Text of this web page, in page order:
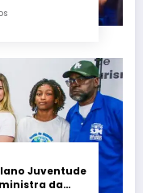
Juventude
da